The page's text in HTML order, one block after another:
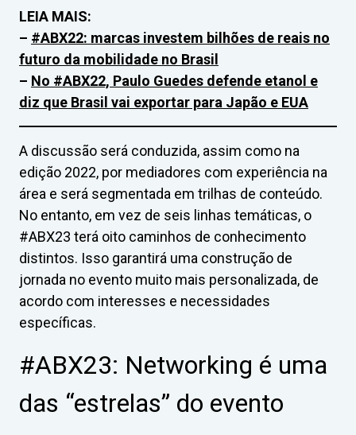
LEIA MAIS:
– #ABX22: marcas investem bilhões de reais no
futuro da mobilidade no Brasil
– No #ABX22, Paulo Guedes defende etanol e
diz que Brasil vai exportar para Japão e EUA
A discussão será conduzida, assim como na
edição 2022, por mediadores com experiência na
área e será segmentada em trilhas de conteúdo.
No entanto, em vez de seis linhas temáticas, o
#ABX23 terá oito caminhos de conhecimento
distintos. Isso garantirá uma construção de
jornada no evento muito mais personalizada, de
acordo com interesses e necessidades
específicas.
#ABX23: Networking é uma
das “estrelas” do evento